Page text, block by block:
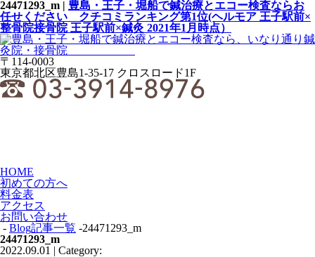
24471293_m | 豊島・王子・堀船で鍼治療とエコー検査ならお
任せください クチコミランキング第1位(ヘルモア 王子駅前×
整骨院接骨院 王子駅前×鍼灸 2021年1月時点）
〒114-0003
東京都北区豊島1-35-17 クロスロード1F
HOME
初めての方へ
料金表
アクセス
お問い合わせ
- Blog記事一覧 -24471293_m
24471293_m
2022.09.01 | Category: